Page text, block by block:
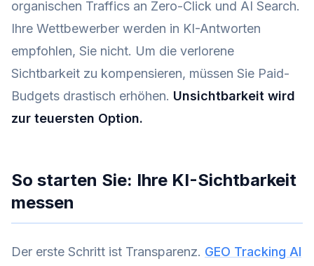
organischen Traffics an Zero-Click und AI Search.
Ihre Wettbewerber werden in KI-Antworten
empfohlen, Sie nicht. Um die verlorene
Sichtbarkeit zu kompensieren, müssen Sie Paid-
Budgets drastisch erhöhen. Unsichtbarkeit wird
zur teuersten Option.
So starten Sie: Ihre KI-Sichtbarkeit
messen
Der erste Schritt ist Transparenz. GEO Tracking AI